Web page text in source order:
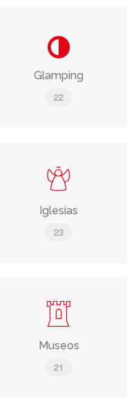
Glamping
22
Iglesias
23
Museos
21